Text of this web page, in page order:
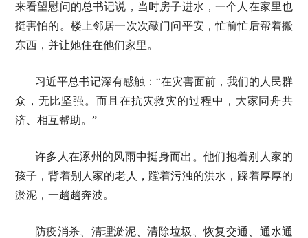
来看望慰问的总书记说，当时房子进水，一个人在家里也
挺害怕的。楼上邻居一次次敲门问平安，忙前忙后帮着搬
东西，并让她住在他们家里。
习近平总书记深有感触：“在灾害面前，我们的人民群
众，无比坚强。而且在抗灾救灾的过程中，大家同舟共
济、相互帮助。”
许多人在涿州的风雨中挺身而出。他们抱着别人家的
孩子，背着别人家的老人，蹚着污浊的洪水，踩着厚厚的
淤泥，一趟趟奔波。
防疫消杀、清理淤泥、清除垃圾、恢复交通、通水通